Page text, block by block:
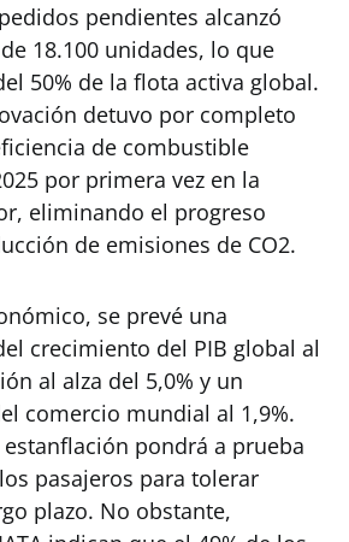
pendientes alcanzó
18.100 unidades, lo que
50% de la flota activa global.
detuvo por completo
de combustible
por primera vez en la
eliminando el progreso
de emisiones de CO2.
se prevé una
crecimiento del PIB global al
al alza del 5,0% y un
comercio mundial al 1,9%.
pondrá a prueba
pasajeros para tolerar
plazo. No obstante,